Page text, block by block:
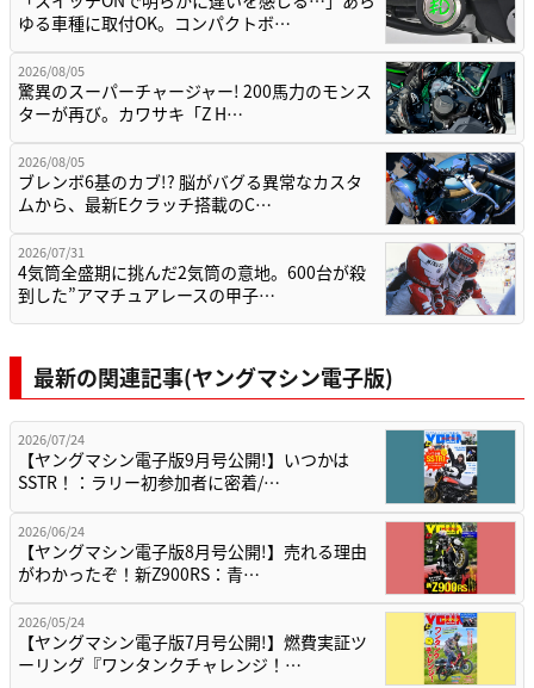
ゆる車種に取付OK。コンパクトボ…
2026/08/05
驚異のスーパーチャージャー! 200馬力のモンス
ターが再び。カワサキ「Z H…
2026/08/05
ブレンボ6基のカブ!? 脳がバグる異常なカスタ
ムから、最新Eクラッチ搭載のC…
2026/07/31
4気筒全盛期に挑んだ2気筒の意地。600台が殺
到した”アマチュアレースの甲子…
最新の関連記事(ヤングマシン電子版)
2026/07/24
【ヤングマシン電子版9月号公開!】いつかは
SSTR！：ラリー初参加者に密着/…
2026/06/24
【ヤングマシン電子版8月号公開!】売れる理由
がわかったぞ！新Z900RS：青…
2026/05/24
【ヤングマシン電子版7月号公開!】燃費実証ツ
ーリング『ワンタンクチャレンジ！…